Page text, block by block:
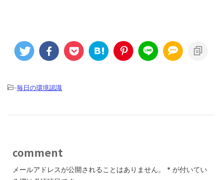
-毎日の環境認識
comment
メールアドレスが公開されることはありません。 * が付いてい